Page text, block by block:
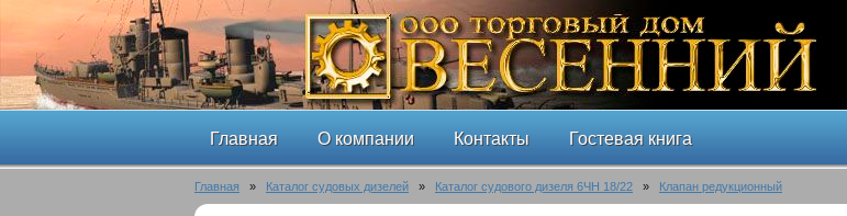
Главная О компании Контакты Гостевая книга
Главная » Каталог судовых дизелей » Каталог судового дизеля 6ЧН 18/22 » Клапан редукционный